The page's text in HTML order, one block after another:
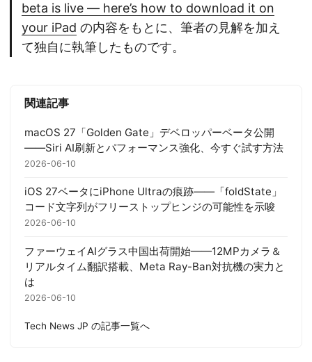
beta is live — here’s how to download it on
your iPad の内容をもとに、筆者の見解を加え
て独自に執筆したものです。
関連記事
macOS 27「Golden Gate」デベロッパーベータ公開
——Siri AI刷新とパフォーマンス強化、今すぐ試す方法
2026-06-10
iOS 27ベータにiPhone Ultraの痕跡——「foldState」
コード文字列がフリーストップヒンジの可能性を示唆
2026-06-10
ファーウェイAIグラス中国出荷開始——12MPカメラ＆
リアルタイム翻訳搭載、Meta Ray-Ban対抗機の実力と
は
2026-06-10
Tech News JP の記事一覧へ